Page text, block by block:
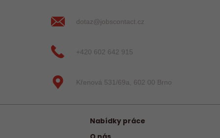
dotaz@jobscontact.cz
+420 602 642 915
Křenová 531/69a, 602 00 Brno
Nabídky práce